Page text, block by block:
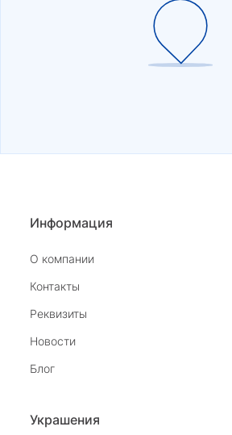
Информация
О компании
Контакты
Реквизиты
Новости
Блог
Украшения